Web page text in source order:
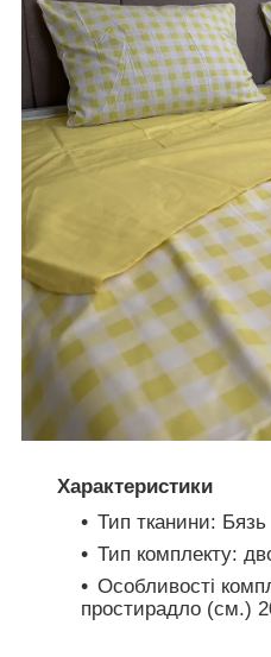
Характеристики
Тип тканини: Бязь
Тип комплекту:
Особливості
простирадло (см.)